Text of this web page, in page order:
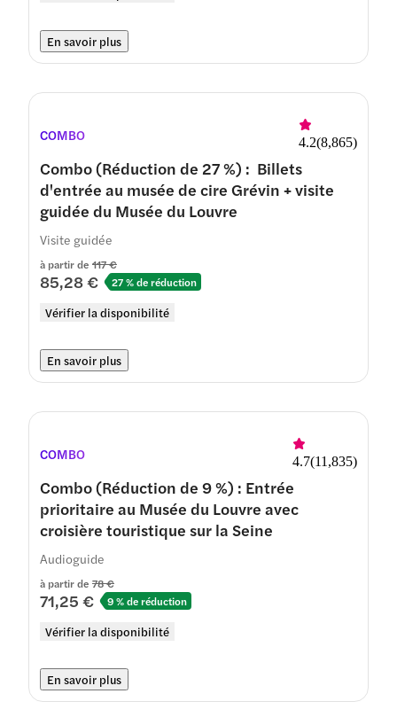
En savoir plus
COMBO 4.2(8,865)
Combo (Réduction de 27 %) : Billets
d'entrée au musée de cire Grévin + visite
guidée du Musée du Louvre
à partir de 117 €
85,28 € 27 % de réduction
Vérifier la disponibilité
Visite guidée
En savoir plus
COMBO 4.7(11,835)
Combo (Réduction de 9 %) : Entrée
prioritaire au Musée du Louvre avec
croisière touristique sur la Seine
à partir de 78 €
71,25 € 9 % de réduction
Vérifier la disponibilité
Audioguide
En savoir plus